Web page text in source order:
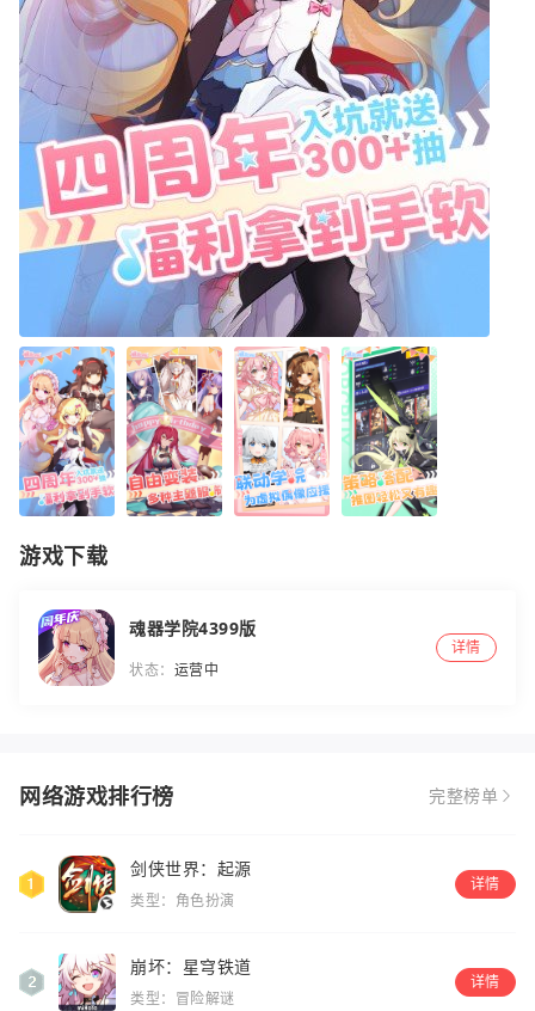
游戏下载
魂器学院4399版
状态： 运营中
详情
网络游戏排行榜 完整榜单
剑侠世界：起源
类型：角色扮演
详情
崩坏：星穹铁道
类型：冒险解谜
详情